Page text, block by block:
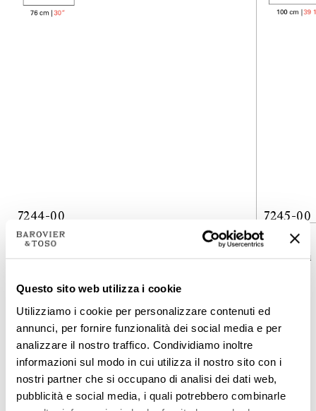
Questo sito web utilizza i cookie
Utilizziamo i cookie per personalizzare contenuti ed
annunci, per fornire funzionalità dei social media e per
analizzare il nostro traffico. Condividiamo inoltre
informazioni sul modo in cui utilizza il nostro sito con i
nostri partner che si occupano di analisi dei dati web,
pubblicità e social media, i quali potrebbero combinarle
7244-00
集合
New Felci
类型学
天花板灯
高度
57cm
22 ½
直径
76cm
7245-00
New Felci
高度
inc
直径
100cm